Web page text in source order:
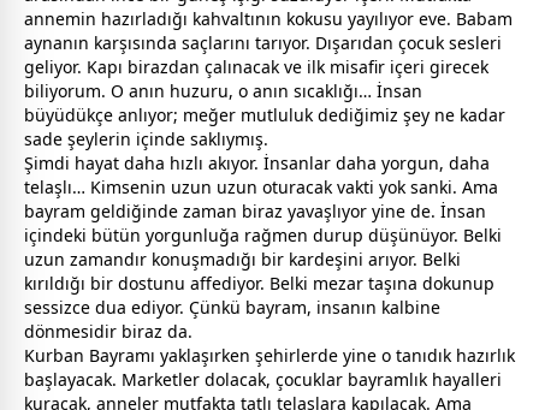
annemin hazırladığı kahvaltının kokusu yayılıyor eve. Babam
aynanın karşısında saçlarını tarıyor. Dışarıdan çocuk sesleri
geliyor. Kapı birazdan çalınacak ve ilk misafir içeri girecek
biliyorum. O anın huzuru, o anın sıcaklığı… İnsan
büyüdükçe anlıyor; meğer mutluluk dediğimiz şey ne kadar
sade şeylerin içinde saklıymış.
Şimdi hayat daha hızlı akıyor. İnsanlar daha yorgun, daha
telaşlı… Kimsenin uzun uzun oturacak vakti yok sanki. Ama
bayram geldiğinde zaman biraz yavaşlıyor yine de. İnsan
içindeki bütün yorgunluğa rağmen durup düşünüyor. Belki
uzun zamandır konuşmadığı bir kardeşini arıyor. Belki
kırıldığı bir dostunu affediyor. Belki mezar taşına dokunup
sessizce dua ediyor. Çünkü bayram, insanın kalbine
dönmesidir biraz da.
Kurban Bayramı yaklaşırken şehirlerde yine o tanıdık hazırlık
başlayacak. Marketler dolacak, çocuklar bayramlık hayalleri
kuracak, anneler mutfakta tatlı telaşlara kapılacak. Ama